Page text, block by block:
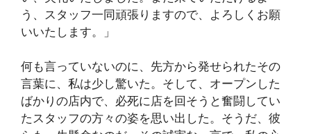
う、スタッフ一同頑張りますので、よろしくお願
いいたします。」
何も言っていないのに、先方から発せられたその
言葉に、私は少し驚いた。そして、オープンした
ばかりの店内で、必死に店を回そうと奮闘してい
たスタッフの方々の姿を思い出した。そうだ、彼